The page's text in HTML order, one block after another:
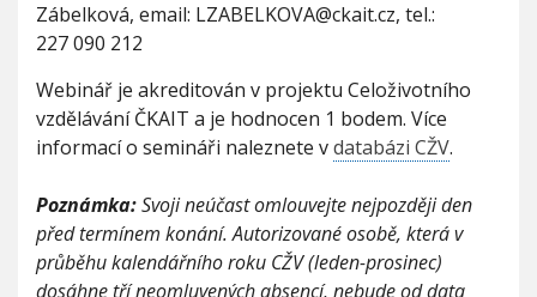
Zábelková, email: LZABELKOVA@ckait.cz, tel.:
227 090 212
Webinář je akreditován v projektu Celoživotního
vzdělávání ČKAIT a je hodnocen 1 bodem. Více
informací o semináři naleznete vdatabázi CŽV.
Poznámka:Svoji neúčast omlouvejte nejpozději den
před termínem konání. Autorizované osobě, která v
průběhu kalendářního roku CŽV (leden-prosinec)
dosáhne tří neomluvených absencí, nebude od data